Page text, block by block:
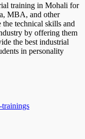
training in Mohali for
MBA, and other
the technical skills and
by offering them
the best industrial
in personality
trainings